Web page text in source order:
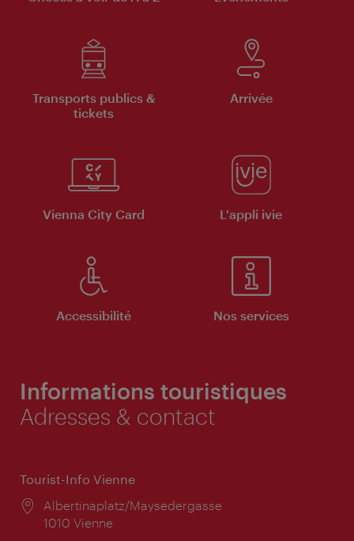
Transports publics &
tickets
Arrivée
Vienna City Card L'appli ivie
Accessibilité Nos services
Informations touristiques
Adresses & contact
Tourist-Info Vienne
Lieu:
Albertinaplatz/Maysedergasse
1010 Vienne